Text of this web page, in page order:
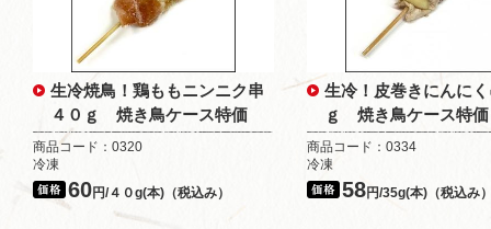
生冷焼鳥！鶏ももニンニク串
４０ｇ 焼き鳥ケース特価
商品コード：0320
冷凍
60円/４０g(本)（税込み）
生冷！皮巻きにんに
ｇ 焼き鳥ケース特価
商品コード：0334
冷凍
58円/35g(本)（税込み